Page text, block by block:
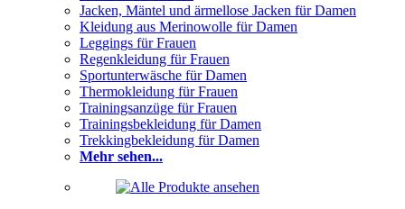
Jacken, Mäntel und ärmellose Jacken für Damen
Kleidung aus Merinowolle für Damen
Leggings für Frauen
Regenkleidung für Frauen
Sportunterwäsche für Damen
Thermokleidung für Frauen
Trainingsanzüge für Frauen
Trainingsbekleidung für Damen
Trekkingbekleidung für Damen
Mehr sehen...